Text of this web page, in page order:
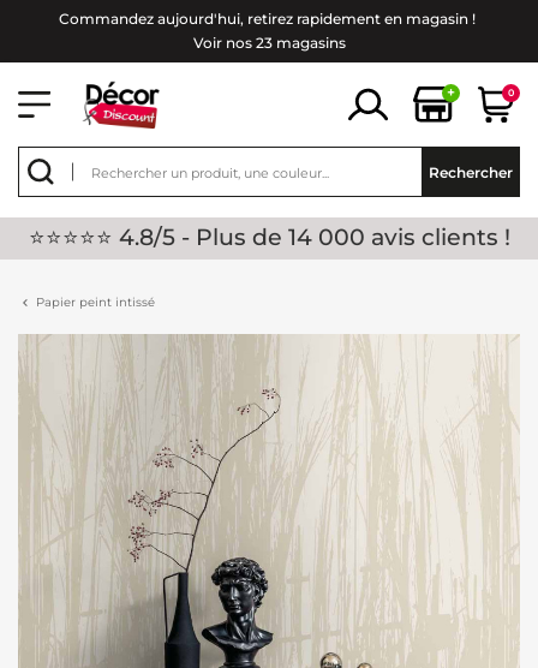
Commandez aujourd'hui, retirez rapidement en magasin !
Voir nos 23 magasins
+ 0
Rechercher
⭐⭐⭐⭐⭐ 4.8/5 - Plus de 14 000 avis clients !
Papier peint intissé